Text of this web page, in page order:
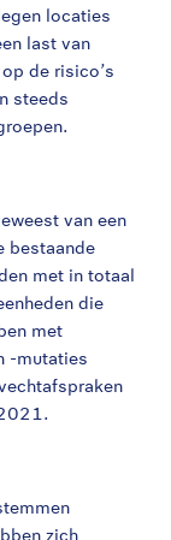
locaties
last van
de risico’s
steeds
van een
bestaande
met in totaal
die
met
-mutaties
zich